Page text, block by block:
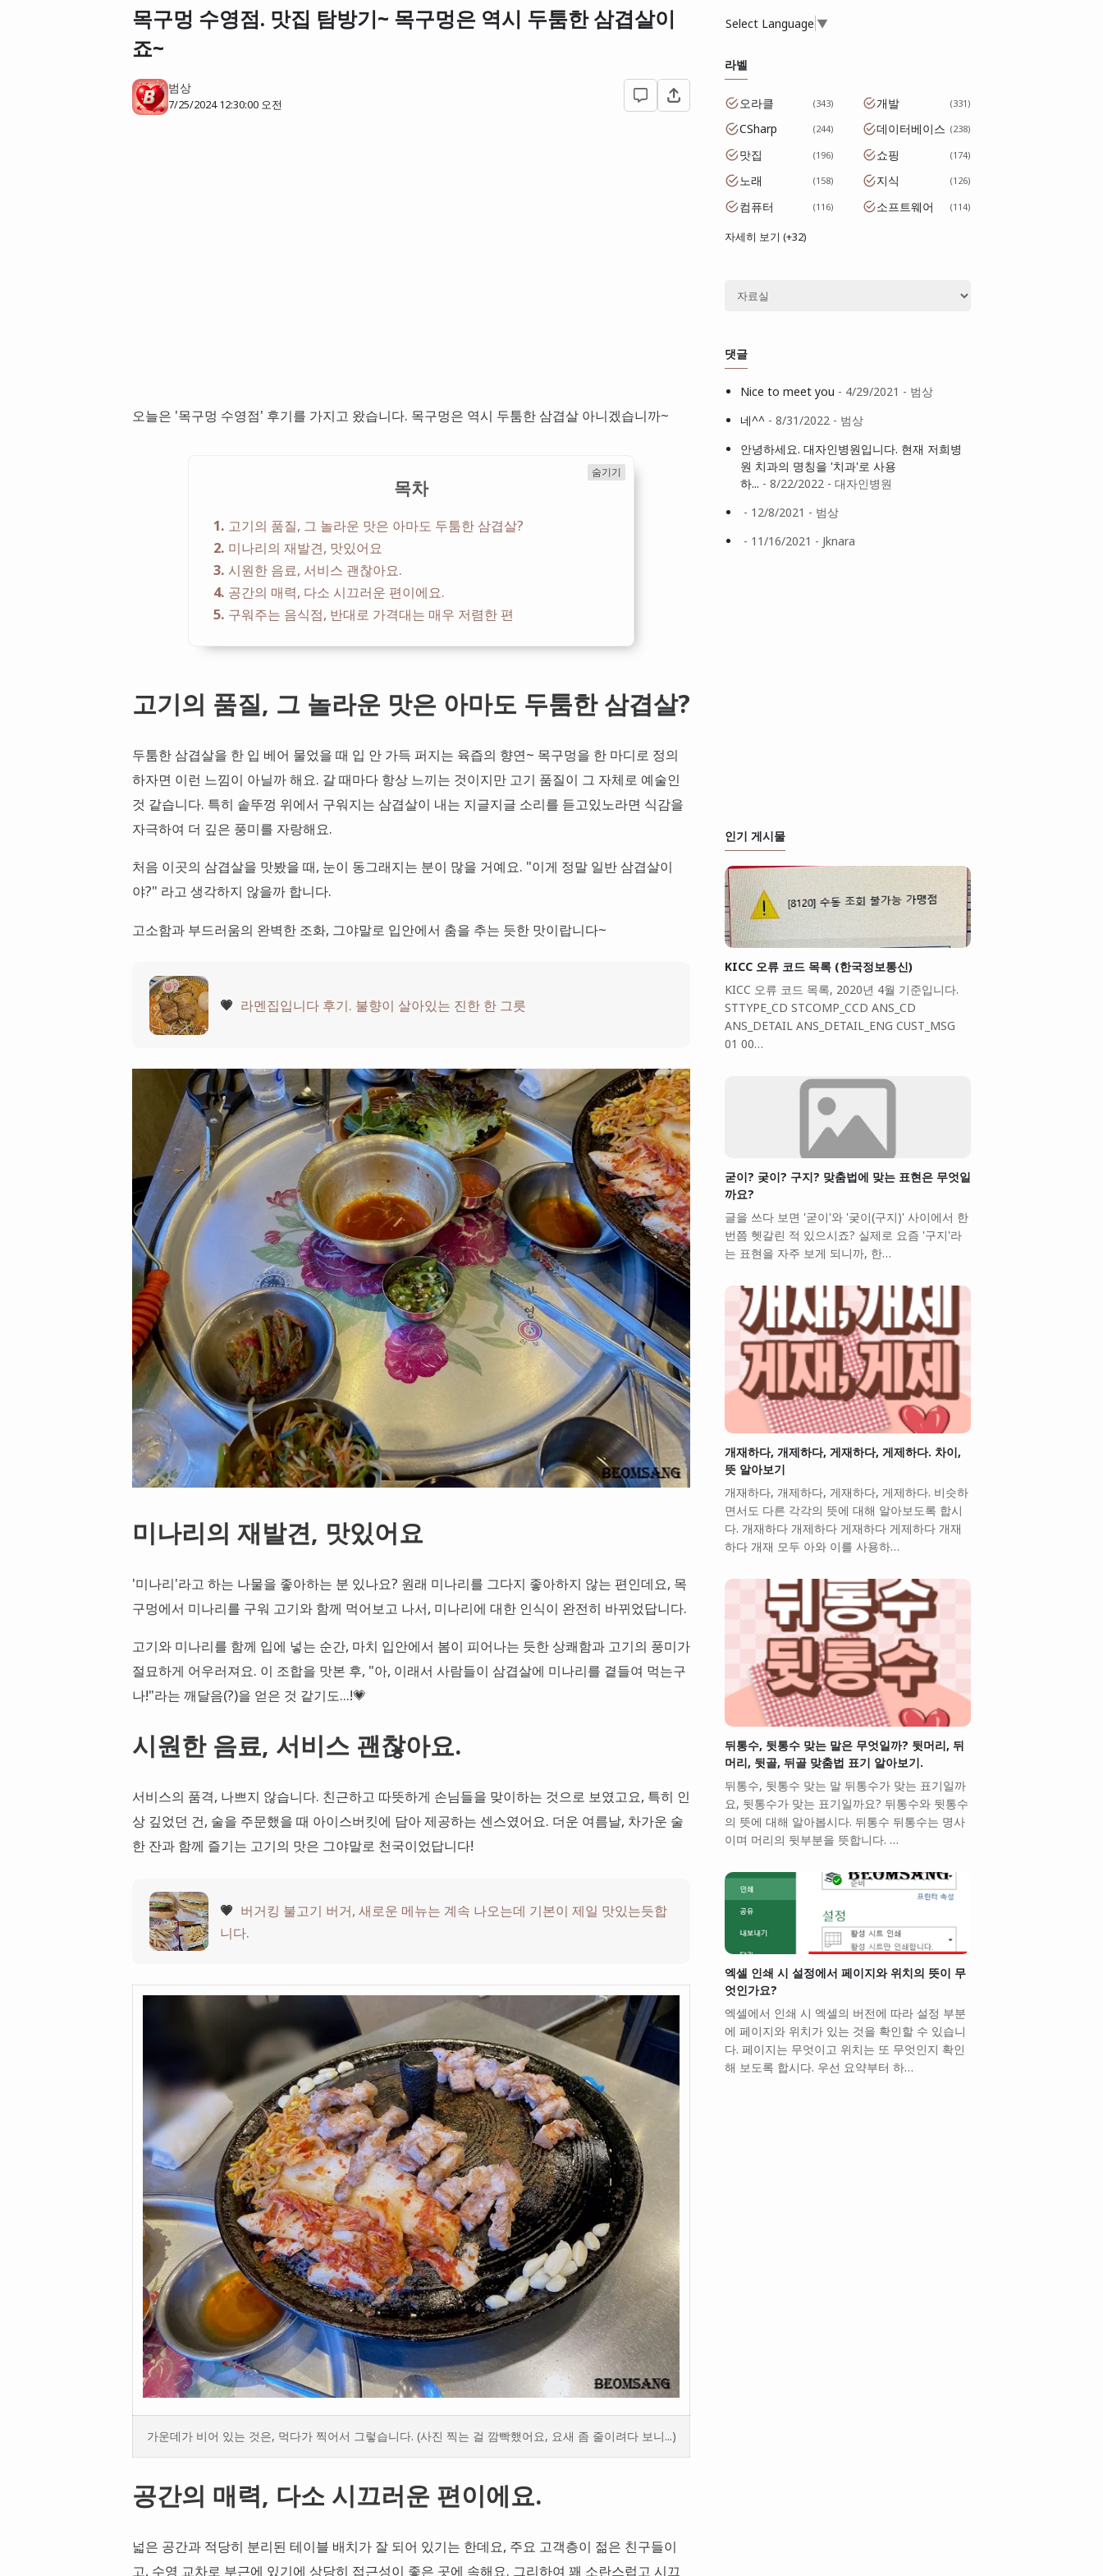
목구멍 수영점. 맛집 탐방기~ 목구멍은 역시 두툼한 삼겹살이
죠~
범상
7/25/2024 12:30:00 오전
오늘은 '목구멍 수영점' 후기를 가지고 왔습니다. 목구멍은 역시 두툼한 삼겹살 아니겠습니까~
목차
숨기기
1 고기의 품질, 그 놀라운 맛은 아마도 두툼한 삼겹살?
2 미나리의 재발견, 맛있어요
3 시원한 음료, 서비스 괜찮아요.
4 공간의 매력, 다소 시끄러운 편이에요.
5 구워주는 음식점, 반대로 가격대는 매우 저렴한 편
고기의 품질, 그 놀라운 맛은 아마도 두툼한 삼겹살?
두툼한 삼겹살을 한 입 베어 물었을 때 입 안 가득 퍼지는 육즙의 향연~ 목구멍을 한 마디로 정의
하자면 이런 느낌이 아닐까 해요. 갈 때마다 항상 느끼는 것이지만 고기 품질이 그 자체로 예술인
것 같습니다. 특히 솥뚜껑 위에서 구워지는 삼겹살이 내는 지글지글 소리를 듣고있노라면 식감을
자극하여 더 깊은 풍미를 자랑해요.
처음 이곳의 삼겹살을 맛봤을 때, 눈이 동그래지는 분이 많을 거예요. "이게 정말 일반 삼겹살이
야?" 라고 생각하지 않을까 합니다.
고소함과 부드러움의 완벽한 조화, 그야말로 입안에서 춤을 추는 듯한 맛이랍니다~
💗 라멘집입니다 후기. 불향이 살아있는 진한 한 그릇
미나리의 재발견, 맛있어요
'미나리'라고 하는 나물을 좋아하는 분 있나요? 원래 미나리를 그다지 좋아하지 않는 편인데요, 목
구멍에서 미나리를 구워 고기와 함께 먹어보고 나서, 미나리에 대한 인식이 완전히 바뀌었답니다.
고기와 미나리를 함께 입에 넣는 순간, 마치 입안에서 봄이 피어나는 듯한 상쾌함과 고기의 풍미가
절묘하게 어우러져요. 이 조합을 맛본 후, "아, 이래서 사람들이 삼겹살에 미나리를 곁들여 먹는구
나!"라는 깨달음(?)을 얻은 것 같기도...!💗
시원한 음료, 서비스 괜찮아요.
서비스의 품격, 나쁘지 않습니다. 친근하고 따뜻하게 손님들을 맞이하는 것으로 보였고요, 특히 인
상 깊었던 건, 술을 주문했을 때 아이스버킷에 담아 제공하는 센스였어요. 더운 여름날, 차가운 술
한 잔과 함께 즐기는 고기의 맛은 그야말로 천국이었답니다!
💗 버거킹 불고기 버거, 새로운 메뉴는 계속 나오는데 기본이 제일 맛있는듯합
니다.
가운데가 비어 있는 것은, 먹다가 찍어서 그렇습니다. (사진 찍는 걸 깜빡했어요, 요새 좀 줄이려다 보니...)
공간의 매력, 다소 시끄러운 편이에요.
넓은 공간과 적당히 분리된 테이블 배치가 잘 되어 있기는 한데요, 주요 고객층이 젊은 친구들이
고, 수영 교차로 부근에 있기에 상당히 접근성이 좋은 곳에 속해요. 그리하여 꽤 소란스럽고 시끄
Select Language ▼
라벨
오라클 343 개발 331
CSharp 244 데이터베이스 238
맛집 196 쇼핑 174
노래 158 지식 126
컴퓨터 116 소프트웨어 114
자세히 보기 (+32)
댓글
Nice to meet you - 4/29/2021 - 범상
네^^- 8/31/2022- 범상
안녕하세요. 대자인병원입니다. 현재 저희병
원 치과의 명칭을 '치과'로 사용
하... - 8/22/2022- 대자인병원
- 12/8/2021 - 범상
- 11/16/2021 - Jknara
인기 게시물
KICC 오류 코드 목록 (한국정보통신)
KICC 오류 코드 목록, 2020년 4월 기준입니다.
STTYPE_CD STCOMP_CCD ANS_CD
ANS_DETAIL ANS_DETAIL_ENG CUST_MSG
01 00…
굳이? 궂이? 구지? 맞춤법에 맞는 표현은 무엇일
까요?
글을 쓰다 보면 '굳이'와 '궂이(구지)' 사이에서 한
번쯤 헷갈린 적 있으시죠? 실제로 요즘 '구지'라
는 표현을 자주 보게 되니까, 한…
개재하다, 개제하다, 게재하다, 게제하다. 차이,
뜻 알아보기
개재하다, 개제하다, 게재하다, 게제하다. 비슷하
면서도 다른 각각의 뜻에 대해 알아보도록 합시
다. 개재하다 개제하다 게재하다 게제하다 개재
하다 개재 모두 아와 이를 사용하…
뒤통수, 뒷통수 맞는 말은 무엇일까? 뒷머리, 뒤
머리, 뒷골, 뒤골 맞춤법 표기 알아보기.
뒤통수, 뒷통수 맞는 말 뒤통수가 맞는 표기일까
요, 뒷통수가 맞는 표기일까요? 뒤통수와 뒷통수
의 뜻에 대해 알아봅시다. 뒤통수 뒤통수는 명사
이며 머리의 뒷부분을 뜻합니다. …
엑셀 인쇄 시 설정에서 페이지와 위치의 뜻이 무
엇인가요?
엑셀에서 인쇄 시 엑셀의 버전에 따라 설정 부분
에 페이지와 위치가 있는 것을 확인할 수 있습니
다. 페이지는 무엇이고 위치는 또 무엇인지 확인
해 보도록 합시다. 우선 요약부터 하…